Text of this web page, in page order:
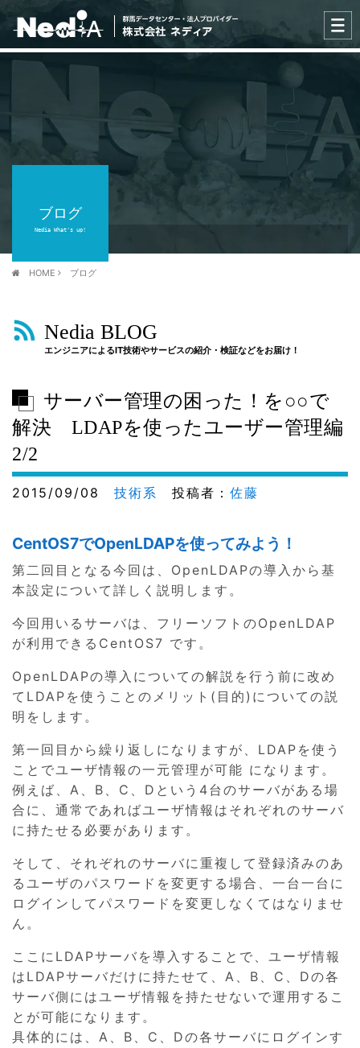
ブログ
Nedia What's up!
HOME ブログ
Nedia BLOG
エンジニアによるIT技術やサービスの紹介・検証などをお届け！
サーバー管理の困った！を○○で
解決 LDAPを使ったユーザー管理編
2/2
2015/09/08 技術系 投稿者： 佐藤
CentOS7でOpenLDAPを使ってみよう！
第二回目となる今回は、OpenLDAPの導入から基
本設定について詳しく説明します。
今回用いるサーバは、フリーソフトのOpenLDAP
が利用できるCentOS7 です。
OpenLDAPの導入についての解説を行う前に改め
てLDAPを使うことのメリット(目的)についての説
明をします。
第一回目から繰り返しになりますが、LDAPを使う
ことでユーザ情報の一元管理が可能 になります。
例えば、A、B、C、Dという4台のサーバがある場
合に、通常であればユーザ情報はそれぞれのサーバ
に持たせる必要があります。
そして、それぞれのサーバに重複して登録済みのあ
るユーザのパスワードを変更する場合、一台一台に
ログインしてパスワードを変更しなくてはなりませ
ん。
ここにLDAPサーバを導入することで、ユーザ情報
はLDAPサーバだけに持たせて、A、B、C、Dの各
サーバ側にはユーザ情報を持たせないで運用するこ
とが可能になります。
具体的には、A、B、C、Dの各サーバにログインす